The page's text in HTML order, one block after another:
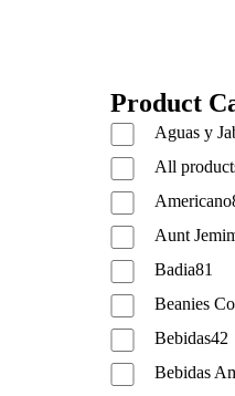
Product
Aguas y
All
Americano
Aunt
Badia81
Beanies
Bebidas42
Bebidas